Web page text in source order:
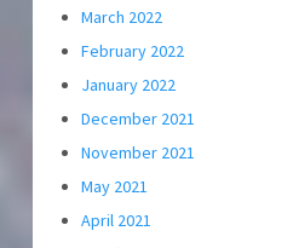
March 2022
February 2022
January 2022
December 2021
November 2021
May 2021
April 2021